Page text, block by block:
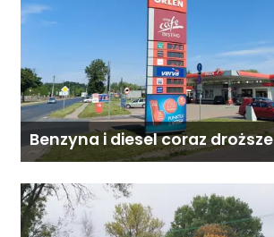
Benzyna i diesel coraz droższe